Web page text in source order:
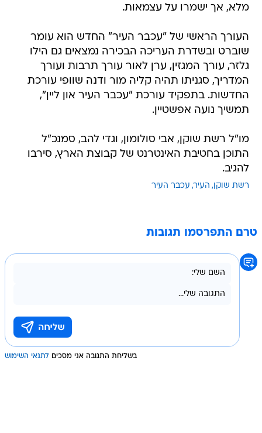
מלא, אך ישמרו על עצמאות.
העורך הראשי של "עכבר העיר" החדש הוא עומר
שוברט ובשדרת העריכה הבכירה נמצאים גם הילו
גלזר, עורך המגזין, ערן לאור עורך תרבות ועורך
המדריך, סגניתו תהיה קליה מור ודנה שוופי עורכת
החדשות. בתפקיד עורכת "עכבר העיר און ליין",
תמשיך נועה אפשטיין.
מו"ל רשת שוקן, אבי סולומון, וגדי להב, סמנכ"ל
התוכן בחטיבת האינטרנט של קבוצת הארץ, סירבו
להגיב.
רשת שוקן העיר עכבר העיר
טרם התפרסמו תגובות
בשליחת התגובה אני מסכים לתנאי השימוש